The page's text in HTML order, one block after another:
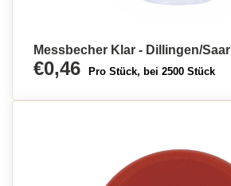
Messbecher Klar - Dillingen/Saar
€0,46 Pro Stück, bei 2500 Stück